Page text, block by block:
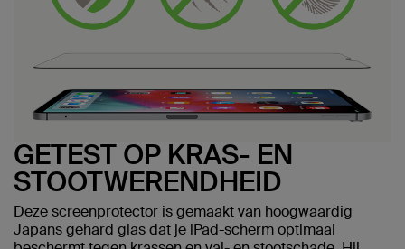
GETEST OP KRAS- EN
STOOTWERENDHEID
Deze screenprotector is gemaakt van hoogwaardig
Japans gehard glas dat je iPad-scherm optimaal